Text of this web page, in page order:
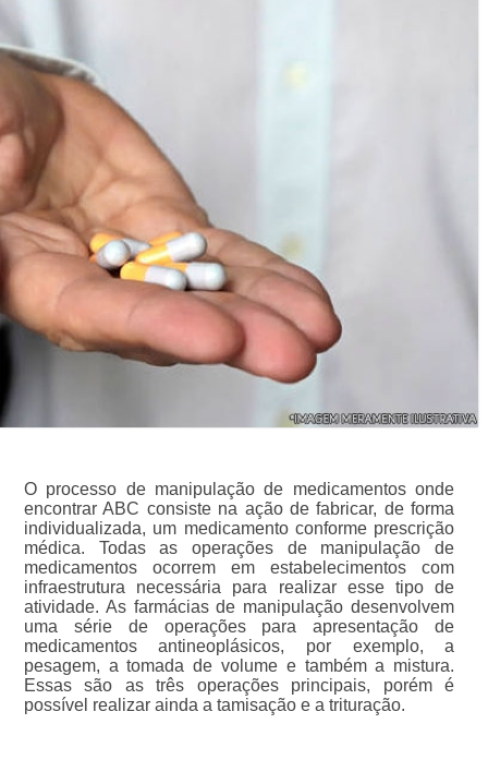
O processo de manipulação de medicamentos onde
encontrar ABC consiste na ação de fabricar, de forma
individualizada, um medicamento conforme prescrição
médica. Todas as operações de manipulação de
medicamentos ocorrem em estabelecimentos com
infraestrutura necessária para realizar esse tipo de
atividade. As farmácias de manipulação desenvolvem
uma série de operações para apresentação de
medicamentos antineoplásicos, por exemplo, a
pesagem, a tomada de volume e também a mistura.
Essas são as três operações principais, porém é
possível realizar ainda a tamisação e a trituração.